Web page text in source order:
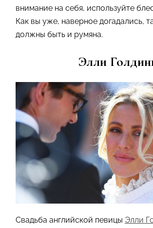
внимание на себя, используйте
Как вы уже, наверное догадались,
должны быть и румяна.
Элли
Свадьба английской певицы Элли